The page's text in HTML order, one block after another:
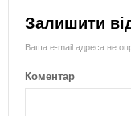
Залишити
Ваша e-mail адреса не
Коментар